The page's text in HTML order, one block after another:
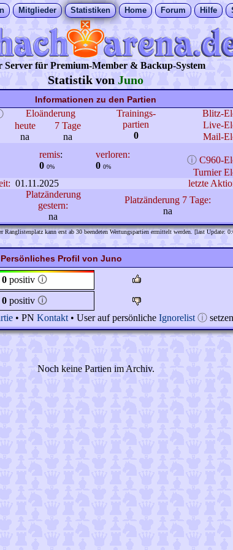
Mitglieder Statistiken Home Forum Hilfe
Server für Premium-Member & Backup-System
Statistik von Juno
Informationen zu den Partien
Eloänderung
Trainings-
partien
0
Blitz-
heute
na
7 Tage
na
Live-
Mail-
remis:
0 0%
verloren:
0 0%
ⓘ C960-
Turnier
01.11.2025
letzte
Platzänderung
gestern:
na
Platzänderung 7 Tage:
na
Ranglistenplatz kann erst ab 30 beendeten Wertungspartien ermittelt werden. [last Update:
Persönliches Profil von Juno
0 positiv 🛈
0 positiv 🛈
• PN Kontakt • User auf persönliche Ignorelist ⓘ setzen
Noch keine Partien im Archiv.